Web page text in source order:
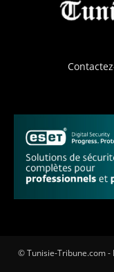
© Tunisie-Tribune.com -